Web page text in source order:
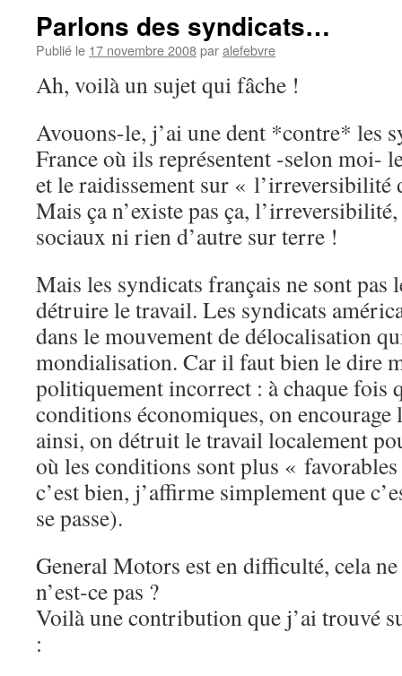
Parlons des syndicats…
Publié le 17 novembre 2008paralefebvre
Ah, voilà un sujet qui fâche !
Avouons-le, j’ai une dent *contre* les
France où ils représentent -selon moi-
et le raidissement sur «
Mais ça n’existe pas ça, l’irreversibilité,
sociaux ni rien d’autre sur terre !
Mais les syndicats français ne sont pas
détruire le travail. Les syndicats
dans le mouvement de délocalisation
mondialisation. Car il faut bien le dire
politiquement incorrect : à chaque fois
conditions économiques, on encourage
ainsi, on détruit le travail localement
où les conditions sont plus «
c’est bien, j’affirme simplement que
se passe).
General Motors est en difficulté, cela ne
n’est-ce pas ?
Voilà une contribution que j’ai trouvé
: